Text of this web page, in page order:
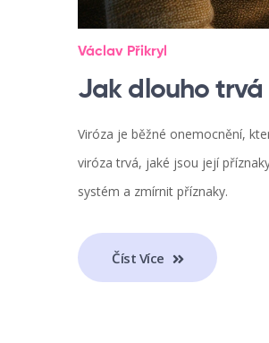
Václav Přikryl
Jak dlouho trvá
Viróza je běžné onemocnění,
viróza trvá, jaké jsou její
systém a zmírnit příznaky.
Číst Více